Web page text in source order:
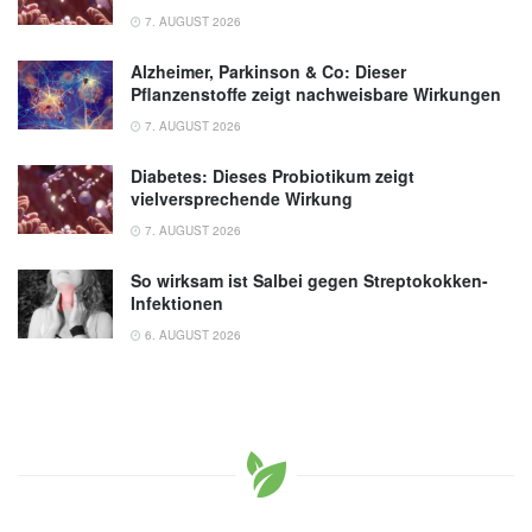
between Gut Microbiota and Broccoli
16.06.2025) ,library.umaine.edu
7. AUGUST 2026
Alzheimer, Parkinson & Co: Dieser
Pflanzenstoffe zeigt nachweisbare Wirkungen
7. AUGUST 2026
Diabetes: Dieses Probiotikum zeigt
vielversprechende Wirkung
7. AUGUST 2026
So wirksam ist Salbei gegen Streptokokken-
Infektionen
6. AUGUST 2026